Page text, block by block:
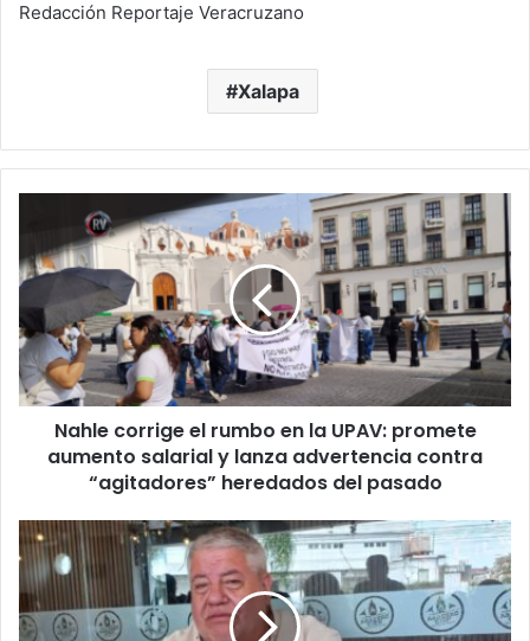
Redacción Reportaje Veracruzano
Xalapa
rumbo
en
la
UPAV:
promete
aumento
salarial
contra
“agitadores”
heredados
del
pasado
Nahle corrige el rumbo en la UPAV: promete
aumento salarial y lanza advertencia contra
“agitadores” heredados del pasado
“La
deuda
sigue
abierta”:
Manuel